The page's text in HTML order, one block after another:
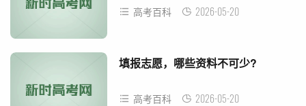
高考百科 2026-05-20
填报志愿，哪些资料不可少?
高考百科 2026-05-20